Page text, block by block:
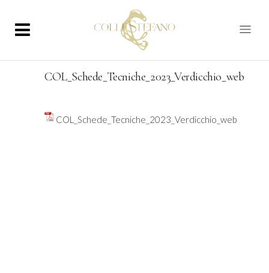
COL_Schede_Tecniche_2023_Verdicchio_web
COL_Schede_Tecniche_2023_Verdicchio_web